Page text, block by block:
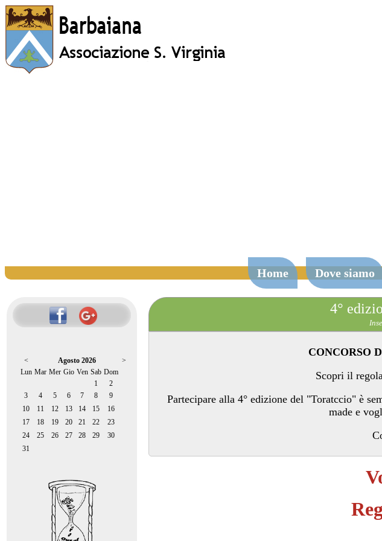
Home Dove siamo
< Agosto 2026
>
Lun Mar Mer Gio Ven Sab Dom
1
2
3
4 5 6 7 8
9
10
11 12 13 14 15
16
17
18 19 20 21 22
23
24
25 26 27 28 29
30
31
4°
CONCORSO
Scopri il
Partecipare alla 4° edizione del "Toratccio" è
made e